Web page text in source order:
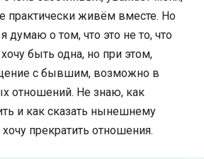
практически живём вместе. Но
думаю о том, что это не то, что
быть одна, но при этом,
с бывшим, возможно в
отношений. Не знаю, как
и как сказать нынешнему
прекратить отношения.